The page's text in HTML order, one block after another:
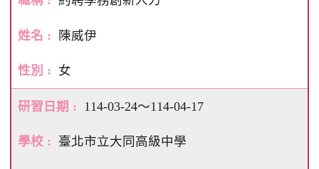
陳威伊
女
114-03-24～114-04-17
臺北市立大同高級中學